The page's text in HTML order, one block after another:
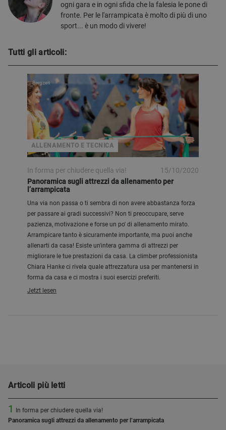
ogni gara e in ogni sfida che la falesia le pone di
fronte. Per le l'arrampicata è molto di più di uno
sport... è un modo di vivere!
Tutti gli articoli:
ALLENAMENTO E TECNICA
Bergzeit
In forma per chiudere quella via!
15/10/2020
Panoramica sugli attrezzi da allenamento per
l’arrampicata
Una via non passa o ti sembra di non avere abbastanza forza
per passare ai gradi successivi? Non ti preoccupare, serve
pazienza, motivazione e forse un po' di allenamento mirato.
Arrampicare tanto è sicuramente importante, ma puoi anche
allenarti da casa! Esiste un'intera gamma di attrezzi per
migliorare le tue prestazioni da casa. La climber professionista
Chiara Hanke ci rivela quale attrezzatura usa per mantenersi in
forma da casa e ci mostra i suoi esercizi preferiti.
Jetzt lesen
Articoli più letti
1
In forma per chiudere quella via!
Panoramica sugli attrezzi da allenamento per l’arrampicata